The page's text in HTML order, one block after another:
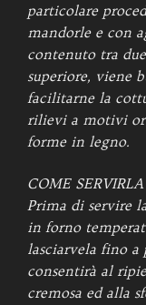
particolare
mandorle e con
contenuto tra
superiore, viene
facilitarne la
rilievi a motivi
forme in legno.
COME
Prima di servire
in forno
lasciarvela fino a
consentirà al
cremosa ed alla